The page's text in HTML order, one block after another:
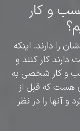
و کار
را دارند. اینکه
کار کنند و
و کار شخصی به
هست که قبل از
و آنها را در نظر